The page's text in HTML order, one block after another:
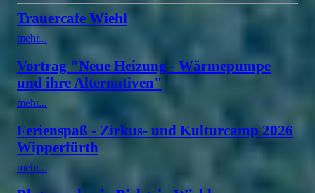
Trauercafe Wiehl
mehr...
Vortrag "Neue Heizung - Wärmepumpe
und ihre Alternativen"
mehr...
Ferienspaß - Zirkus- und Kulturcamp 2026
Wipperfürth
mehr...